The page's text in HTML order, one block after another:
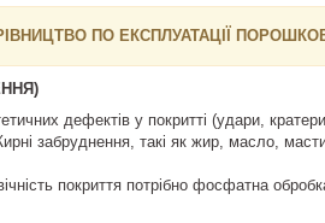
ПО ЕКСПЛУАТАЦІЇ
дефектів у покритті (удари,
забруднення, такі як жир, масло,
покриття потрібно фосфатна